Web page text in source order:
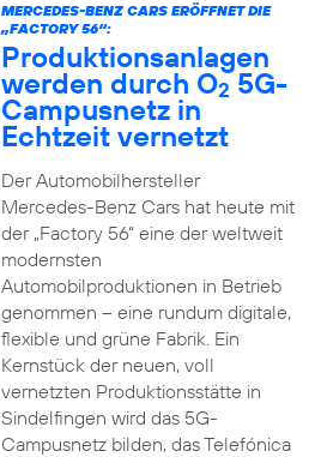
MERCEDES-BENZ CARS ERÖFFNET DIE
„FACTORY 56“:
Produktionsanlagen
werden durch O25G-
Campusnetz in
Echtzeit vernetzt
Der Automobilhersteller
Mercedes-Benz Cars hat heute mit
der „Factory 56“ eine der weltweit
modernsten
Automobilproduktionen in Betrieb
genommen – eine rundum digitale,
flexible und grüne Fabrik. Ein
Kernstück der neuen, voll
vernetzten Produktionsstätte in
Sindelfingen wird das 5G-
Campusnetz bilden, das Telefónica